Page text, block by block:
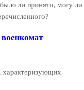
ли принято, могу ли
характеризующих